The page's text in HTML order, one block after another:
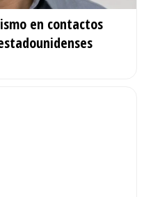
en contactos